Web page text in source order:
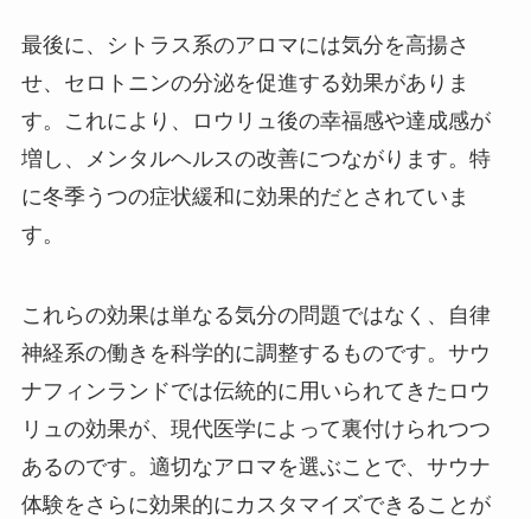
最後に、シトラス系のアロマには気分を高揚さ
せ、セロトニンの分泌を促進する効果がありま
す。これにより、ロウリュ後の幸福感や達成感が
増し、メンタルヘルスの改善につながります。特
に冬季うつの症状緩和に効果的だとされていま
す。
これらの効果は単なる気分の問題ではなく、自律
神経系の働きを科学的に調整するものです。サウ
ナフィンランドでは伝統的に用いられてきたロウ
リュの効果が、現代医学によって裏付けられつつ
あるのです。適切なアロマを選ぶことで、サウナ
体験をさらに効果的にカスタマイズできることが